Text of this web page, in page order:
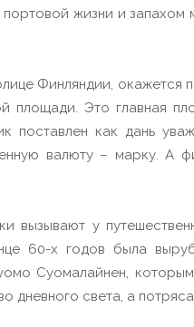
жизни и
Финляндии, окажется
площади. Это главная
поставлен как дань
валюту – марку. А
вызывают у
60-х годов была
Суомалайнен,
дневного света, а